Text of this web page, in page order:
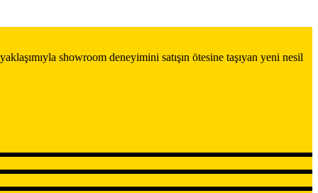
showroom deneyimini satışın ötesine taşıyan yeni nesil